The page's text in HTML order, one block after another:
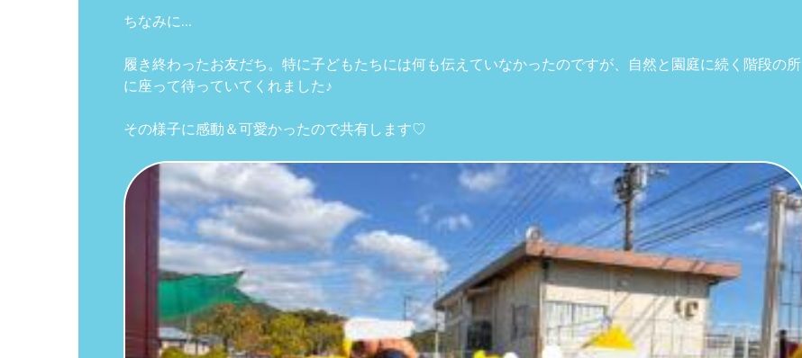
ちなみに…
履き終わったお友だち。特に子どもたちには何も伝えていなかったのですが、自然と園庭に続く階段の所
に座って待っていてくれました♪
その様子に感動＆可愛かったので共有します♡